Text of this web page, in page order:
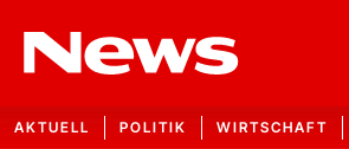
AKTUELL POLITIK WIRTSCHAFT